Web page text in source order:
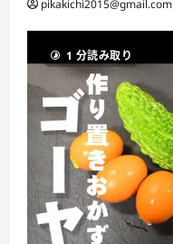
pikakichi2015@gmail.com
1 分読み取り